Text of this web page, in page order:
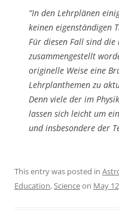
“In den Lehrplänen
keinen eigenständigen
Für diesen Fall sind
zusammengestellt
originelle Weise eine
Lehrplanthemen zu
Denn viele der im
lassen sich leicht um
und insbesondere der
This entry was posted in
Education,Scienceon May